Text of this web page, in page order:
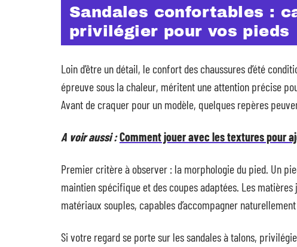
Sandales confortables :
privilégier pour vos pieds
Loin d’être un détail, le confort des chaussures d’été
épreuve sous la chaleur, méritent une attention précise
Avant de craquer pour un modèle, quelques repères
A voir aussi :Comment jouer avec les textures pour
Premier critère à observer : la morphologie du pied. Un
maintien spécifique et des coupes adaptées. Les
matériaux souples, capables d’accompagner
Si votre regard se porte sur les sandales à talons,